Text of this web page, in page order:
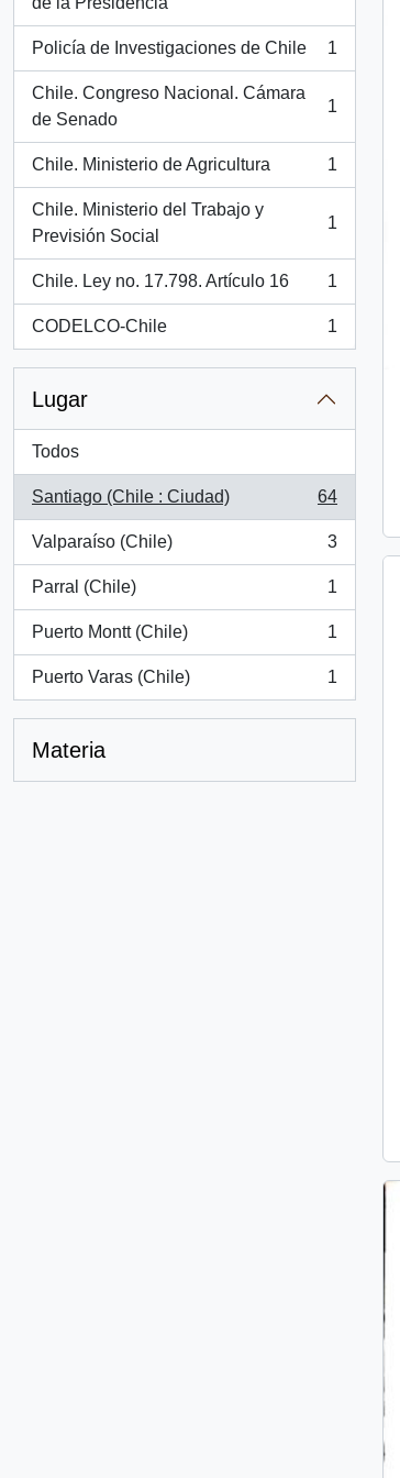
Policía de Investigaciones de Chile
, 1 resultados
1
Chile. Congreso Nacional. Cámara
de Senado
, 1 resultados
1
Chile. Ministerio de Agricultura
, 1 resultados
1
Chile. Ministerio del Trabajo y
Previsión Social
, 1 resultados
1
Chile. Ley no. 17.798. Artículo 16
, 1 resultados
1
CODELCO-Chile
, 1 resultados
1
Lugar
Todos
Santiago (Chile : Ciudad)
, 64 resultados
64
Valparaíso (Chile)
, 3 resultados
3
Parral (Chile)
, 1 resultados
1
Puerto Montt (Chile)
, 1 resultados
1
Puerto Varas (Chile)
, 1 resultados
1
Materia